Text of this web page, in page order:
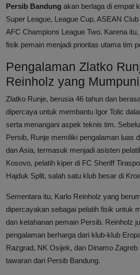
Persib Bandung akan berlaga di empat
Super League, League Cup, ASEAN
AFC Champions League Two. Karena
fisik pemain menjadi prioritas utama tim
Pengalaman Zlatko
Reinholz yang Mumpuni
Zlatko Runje, berusia 46 tahun dan
dipercaya untuk membantu Igor Tolic
serta menangani aspek teknis tim.
Persib, Runje memiliki pengalaman luas
dan Asia, termasuk menjadi asisten
Kosovo, pelatih kiper di FC Sheriff
Hajduk Split, salah satu klub besar di
Sementara itu, Karlo Reinholz yang
dipercayakan sebagai pelatih fisik untuk
dan ketahanan pemain Persib. Reinholz
pengalaman berharga dari klub-klub
Razgrad, NK Osijek, dan Dinamo
tawaran dari Persib Bandung.